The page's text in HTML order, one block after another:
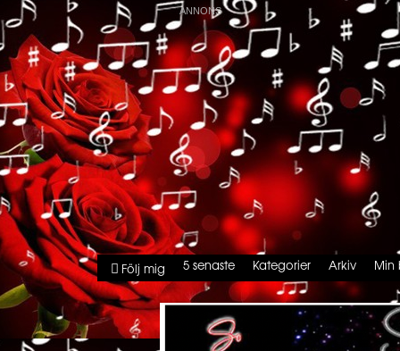
Följ mig 5 senaste Kategorier Arkiv Min